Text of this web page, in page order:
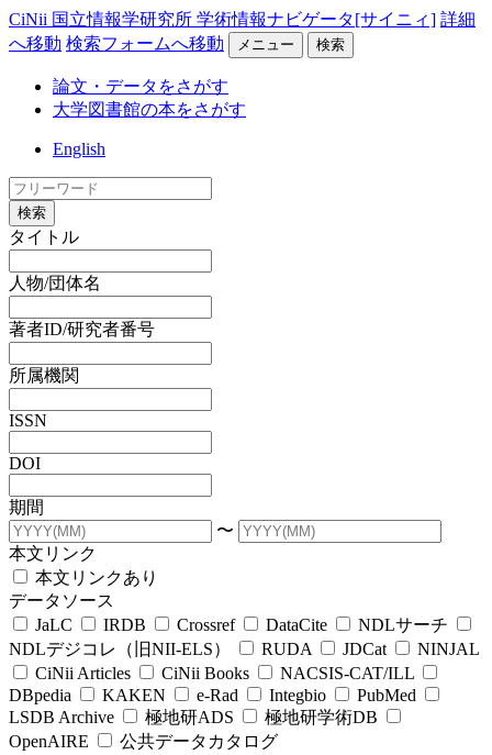
CiNii 国立情報学研究所 学術情報ナビゲータ[サイニィ] 詳細
へ移動 検索フォームへ移動 メニュー 検索
論文・データをさがす
大学図書館の本をさがす
English
検索
タイトル
人物/団体名
著者ID/研究者番号
所属機関
ISSN
DOI
期間
〜
本文リンク
本文リンクあり
データソース
JaLC
IRDB Crossref DataCite
NDLサーチ
NDLデジコレ（旧NII-ELS）
RUDA JDCat
NINJAL
CiNii Articles
CiNii Books
NACSIS-CAT/ILL
DBpedia
KAKEN e-Rad Integbio
PubMed
LSDB Archive
極地研ADS
極地研学術DB
OpenAIRE
公共データカタログ